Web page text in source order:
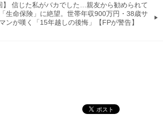
】 信じた私がバカでした…親友から勧められて
生命保険」に絶望。世帯年収900万円・38歳サ
ンが嘆く「15年越しの後悔」【FPが警告】